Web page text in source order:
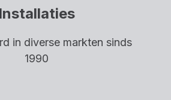
Installaties
in diverse markten sinds
1990